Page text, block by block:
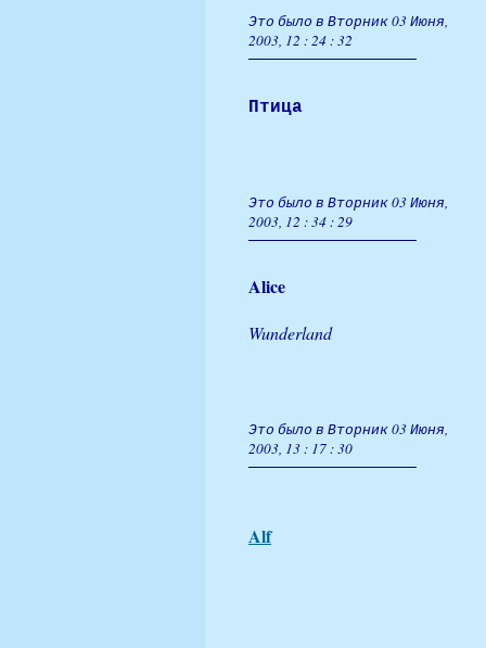
Это было в Вторник 03 Июня,
2003, 12 : 24 : 32
Птица
Это было в Вторник 03 Июня,
2003, 12 : 34 : 29
Alice
Wunderland
Это было в Вторник 03 Июня,
2003, 13 : 17 : 30
Alf